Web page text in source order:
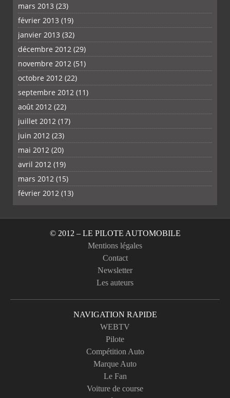
mars 2013 (23)
février 2013 (19)
janvier 2013 (32)
décembre 2012 (29)
novembre 2012 (51)
octobre 2012 (22)
septembre 2012 (11)
août 2012 (22)
juillet 2012 (17)
juin 2012 (23)
mai 2012 (20)
avril 2012 (19)
mars 2012 (15)
février 2012 (13)
© 2012 – LE PILOTE AUTOMOBILE
Mentions légales
Contact
Newsletter
Les auteurs
NAVIGATION RAPIDE
WEBTV
Pilote
Compétition Auto
Marque Auto
Le Fan
Voiture de course